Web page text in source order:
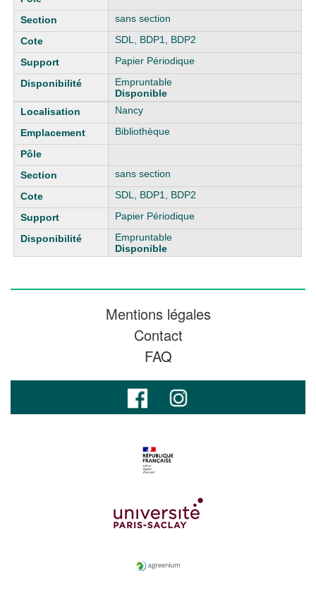
sans section
SDL, BDP1, BDP2
Papier Périodique
Empruntable
Disponible
Nancy
Bibliothèque
sans section
SDL, BDP1, BDP2
Papier Périodique
Empruntable
Disponible
Mentions légales
Contact
FAQ